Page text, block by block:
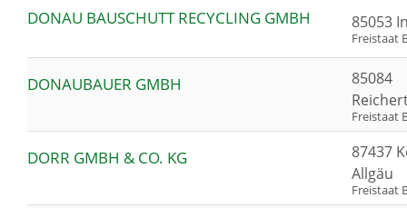
DONAU BAUSCHUTT RECYCLING GMBH 85053
Freistaat
DONAUBAUER GMBH
85084
Freistaat
DORR GMBH & CO. KG
87437
Allgäu
Freistaat